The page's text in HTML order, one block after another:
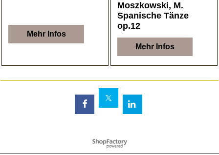
Mehr Infos
Moszkowski, M.
Spanische Tänze
op.12
Mehr Infos
WebShop erstellt mit
ShopFactory Shop